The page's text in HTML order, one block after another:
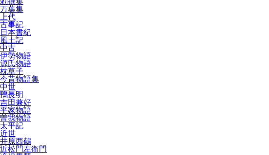
万葉集
上代
古事記
日本書紀
風土記
中古
伊勢物語
源氏物語
枕草子
今昔物語集
中世
鴨長明
吉田兼好
平家物語
曽我物語
太平記
近世
井原西鶴
近松門左衛門